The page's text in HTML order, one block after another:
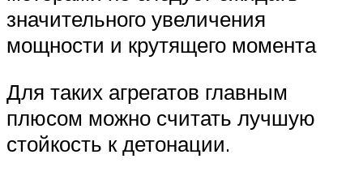
значительного увеличения
мощности и крутящего момента
Для таких агрегатов главным
плюсом можно считать лучшую
стойкость к детонации.